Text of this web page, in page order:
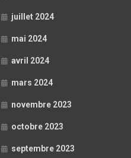
juillet 2024
mai 2024
avril 2024
mars 2024
novembre 2023
octobre 2023
septembre 2023